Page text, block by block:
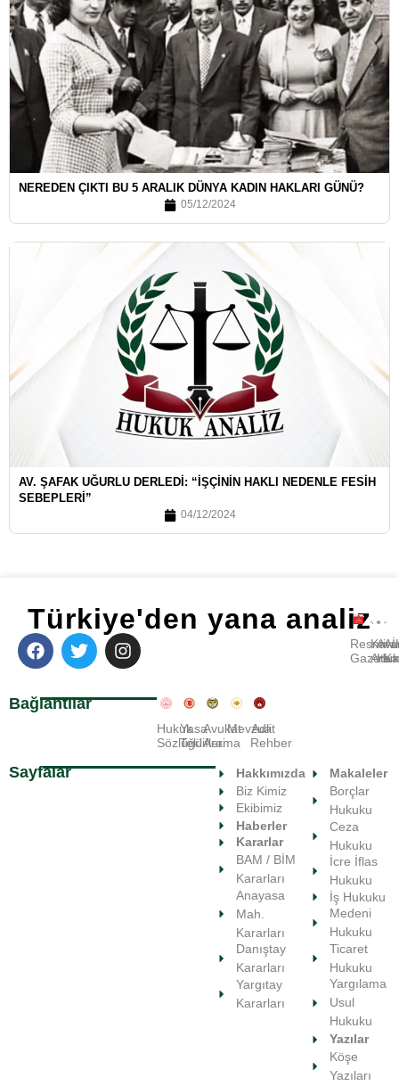
NEREDEN ÇIKTI BU 5 ARALIK DÜNYA KADIN HAKLARI GÜNÜ?
05/12/2024
AV. ŞAFAK UĞURLU DERLEDI: “İŞÇININ HAKLI NEDENLE FESIH
SEBEPLERI”
04/12/2024
Türkiye'den yana analiz
Bağlantılar
Hukuk
Sözlüğü
Yasa
Teklifleri
Avukat
Arama
Mevzuat
Adli
Rehber
Resmi
Gazete
Sayfalar
Hakkımızda
Biz Kimiz
Ekibimiz
Haberler
Kararlar
BAM / BİM
Kararları
Anayasa
Mah.
Kararları
Danıştay
Kararları
Yargıtay
Kararları
Makaleler
Borçlar
Hukuku
Ceza
Hukuku
İcre İflas
Hukuku
İş Hukuku
Medeni
Hukuku
Ticaret
Hukuku
Yargılama
Usul
Hukuku
Yazılar
Köşe
Yazıları